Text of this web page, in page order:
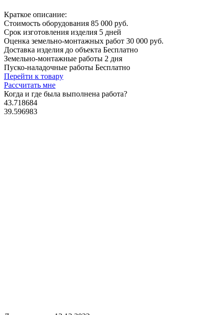
Краткое описание:
Стоимость оборудования 85 000 руб.
Срок изготовления изделия 5 дней
Оценка земельно-монтажных работ 30 000 руб.
Доставка изделия до объекта Бесплатно
Земельно-монтажные работы 2 дня
Пуско-наладочные работы Бесплатно
Перейти к товару
Рассчитать мне
Когда и где была выполнена работа?
43.718684
39.596983